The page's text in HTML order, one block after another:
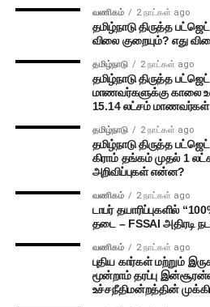
வணிகம் 2 நாட்கள் ago
தமிழ்நாடு திருத்த
விலை குறையும்? எது
தமிழ்நாடு 2 நாட்கள் ago
தமிழ்நாடு திருத்த
மாணவர்களுக்கு காலை
15.14 லட்சம்
தமிழ்நாடு 2 நாட்கள் ago
தமிழ்நாடு திருத்த
கிராம் தங்கம் முதல் 1
அறிவிப்புகள் என்ன?
வணிகம் 2 நாட்கள் ago
டாபர் தயாரிப்புகளில்
தடை – FSSAI அதிரடி
வணிகம் 2 நாட்கள் ago
புதிய கார்கள் மற்றும்
மூன்றாம் தரப்பு
உச்சநீதிமன்றத்தின்